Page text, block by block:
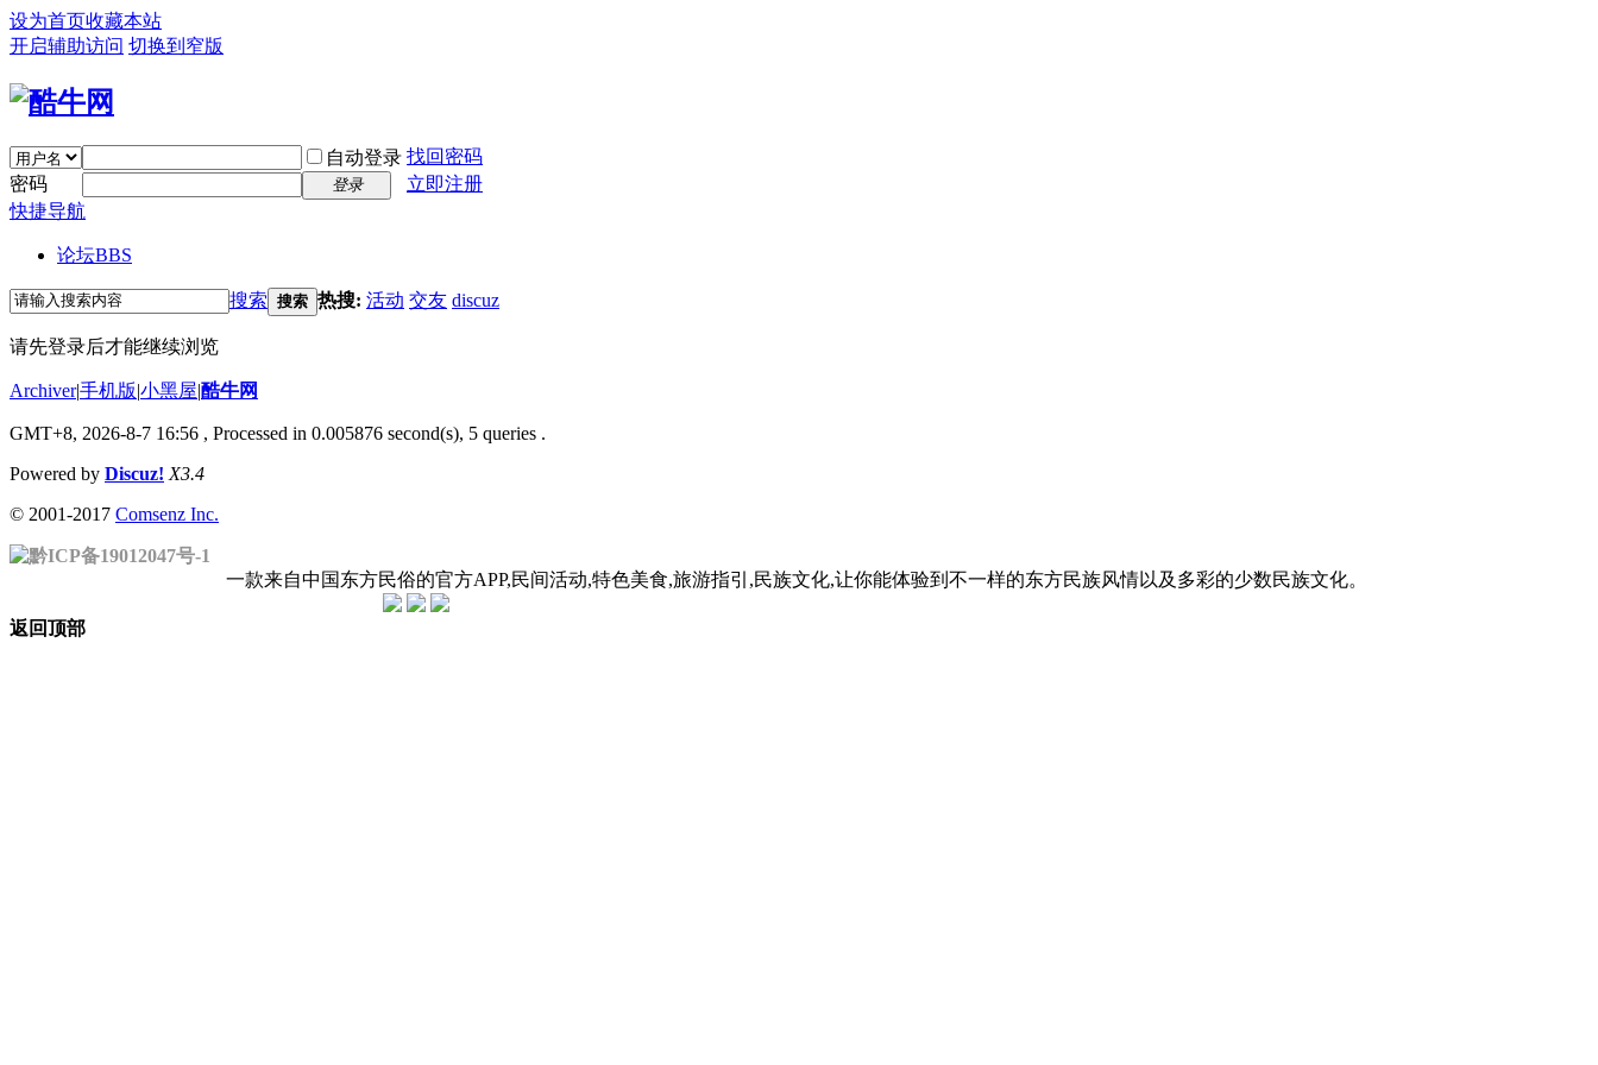
设为首页收藏本站
开启辅助访问 切换到窄版
自动登录 找回密码
密码
登录
立即注册
快捷导航
论坛BBS
搜索 搜索 热搜: 活动 交友 discuz
请先登录后才能继续浏览
Archiver|手机版|小黑屋|酷牛网
GMT+8, 2026-8-7 16:56 , Processed in 0.005876 second(s), 5 queries .
Powered by Discuz! X3.4
© 2001-2017 Comsenz Inc.
黔ICP备19012047号-1
一款来自中国东方民俗的官方APP,民间活动,特色美食,旅游指引,民族文化,让你能体验到不一样的东方民族风情以及多彩的少数民族文化。
返回顶部